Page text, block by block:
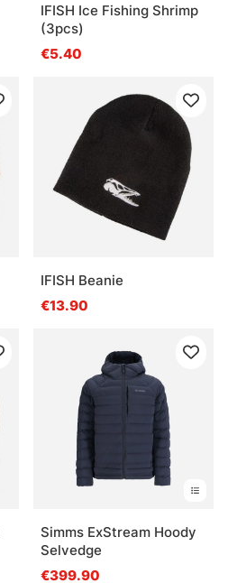
IFISH Ice Fishing Shrimp
(3pcs)
€5.40
IFISH Beanie
€13.90
Simms ExStream Hoody
Selvedge
€399.90